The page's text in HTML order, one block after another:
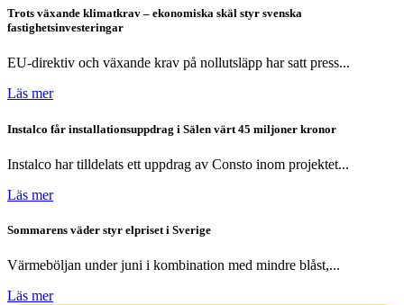
Trots växande klimatkrav – ekonomiska skäl styr svenska
fastighetsinvesteringar
EU-direktiv och växande krav på nollutsläpp har satt press...
Läs mer
Instalco får installationsuppdrag i Sälen värt 45 miljoner kronor
Instalco har tilldelats ett uppdrag av Consto inom projektet...
Läs mer
Sommarens väder styr elpriset i Sverige
Värmeböljan under juni i kombination med mindre blåst,...
Läs mer